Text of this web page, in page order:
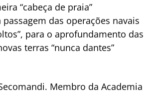
“cabeça de praia”
das operações navais
para o aprofundamento das
terras “nunca dantes”
Membro da Academia